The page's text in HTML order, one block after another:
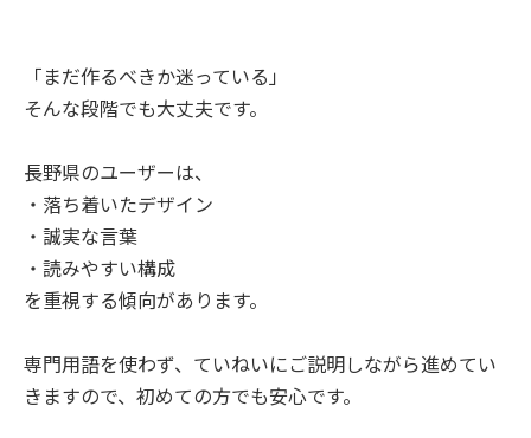
「まだ作るべきか迷っている」
そんな段階でも大丈夫です。
長野県のユーザーは、
・落ち着いたデザイン
・誠実な言葉
・読みやすい構成
を重視する傾向があります。
専門用語を使わず、ていねいにご説明しながら進めてい
きますので、初めての方でも安心です。